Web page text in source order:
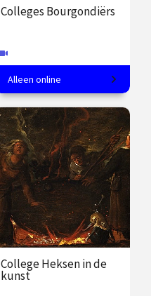
Colleges Bourgondiërs
Hoogtij van de kunst in de
Lage Landen.
€ 217.00
vanaf 22
sep.
Online
Alleen online
College Heksen in de
kunst